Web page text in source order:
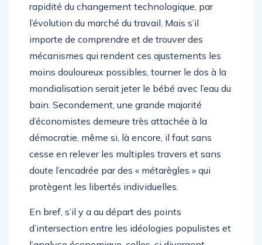
rapidité du changement technologique, par
l’évolution du marché du travail. Mais s’il
importe de comprendre et de trouver des
mécanismes qui rendent ces ajustements les
moins douloureux possibles, tourner le dos à la
mondialisation serait jeter le bébé avec l’eau du
bain. Secondement, une grande majorité
d’économistes demeure très attachée à la
démocratie, même si, là encore, il faut sans
cesse en relever les multiples travers et sans
doute l’encadrée par des « métarègles » qui
protègent les libertés individuelles.
En bref, s’il y a au départ des points
d’intersection entre les idéologies populistes et